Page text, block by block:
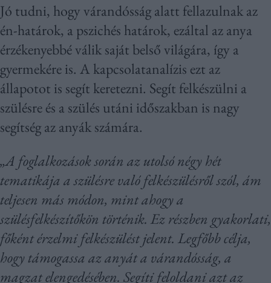
Jó tudni, hogy várandósság alatt fellazulnak az
én-határok, a pszichés határok, ezáltal az anya
érzékenyebbé válik saját belső világára, így a
gyermekére is. A kapcsolatanalízis ezt az
állapotot is segít keretezni. Segít felkészülni a
szülésre és a szülés utáni időszakban is nagy
segítség az anyák számára.
„A foglalkozások során az utolsó négy hét
tematikája a szülésre való felkészülésről szól, ám
teljesen más módon, mint ahogy a
szülésfelkészítőkön történik. Ez részben gyakorlati,
főként érzelmi felkészülést jelent. Legfőbb célja,
hogy támogassa az anyát a várandósság, a
magzat elengedésében. Segíti feloldani azt az